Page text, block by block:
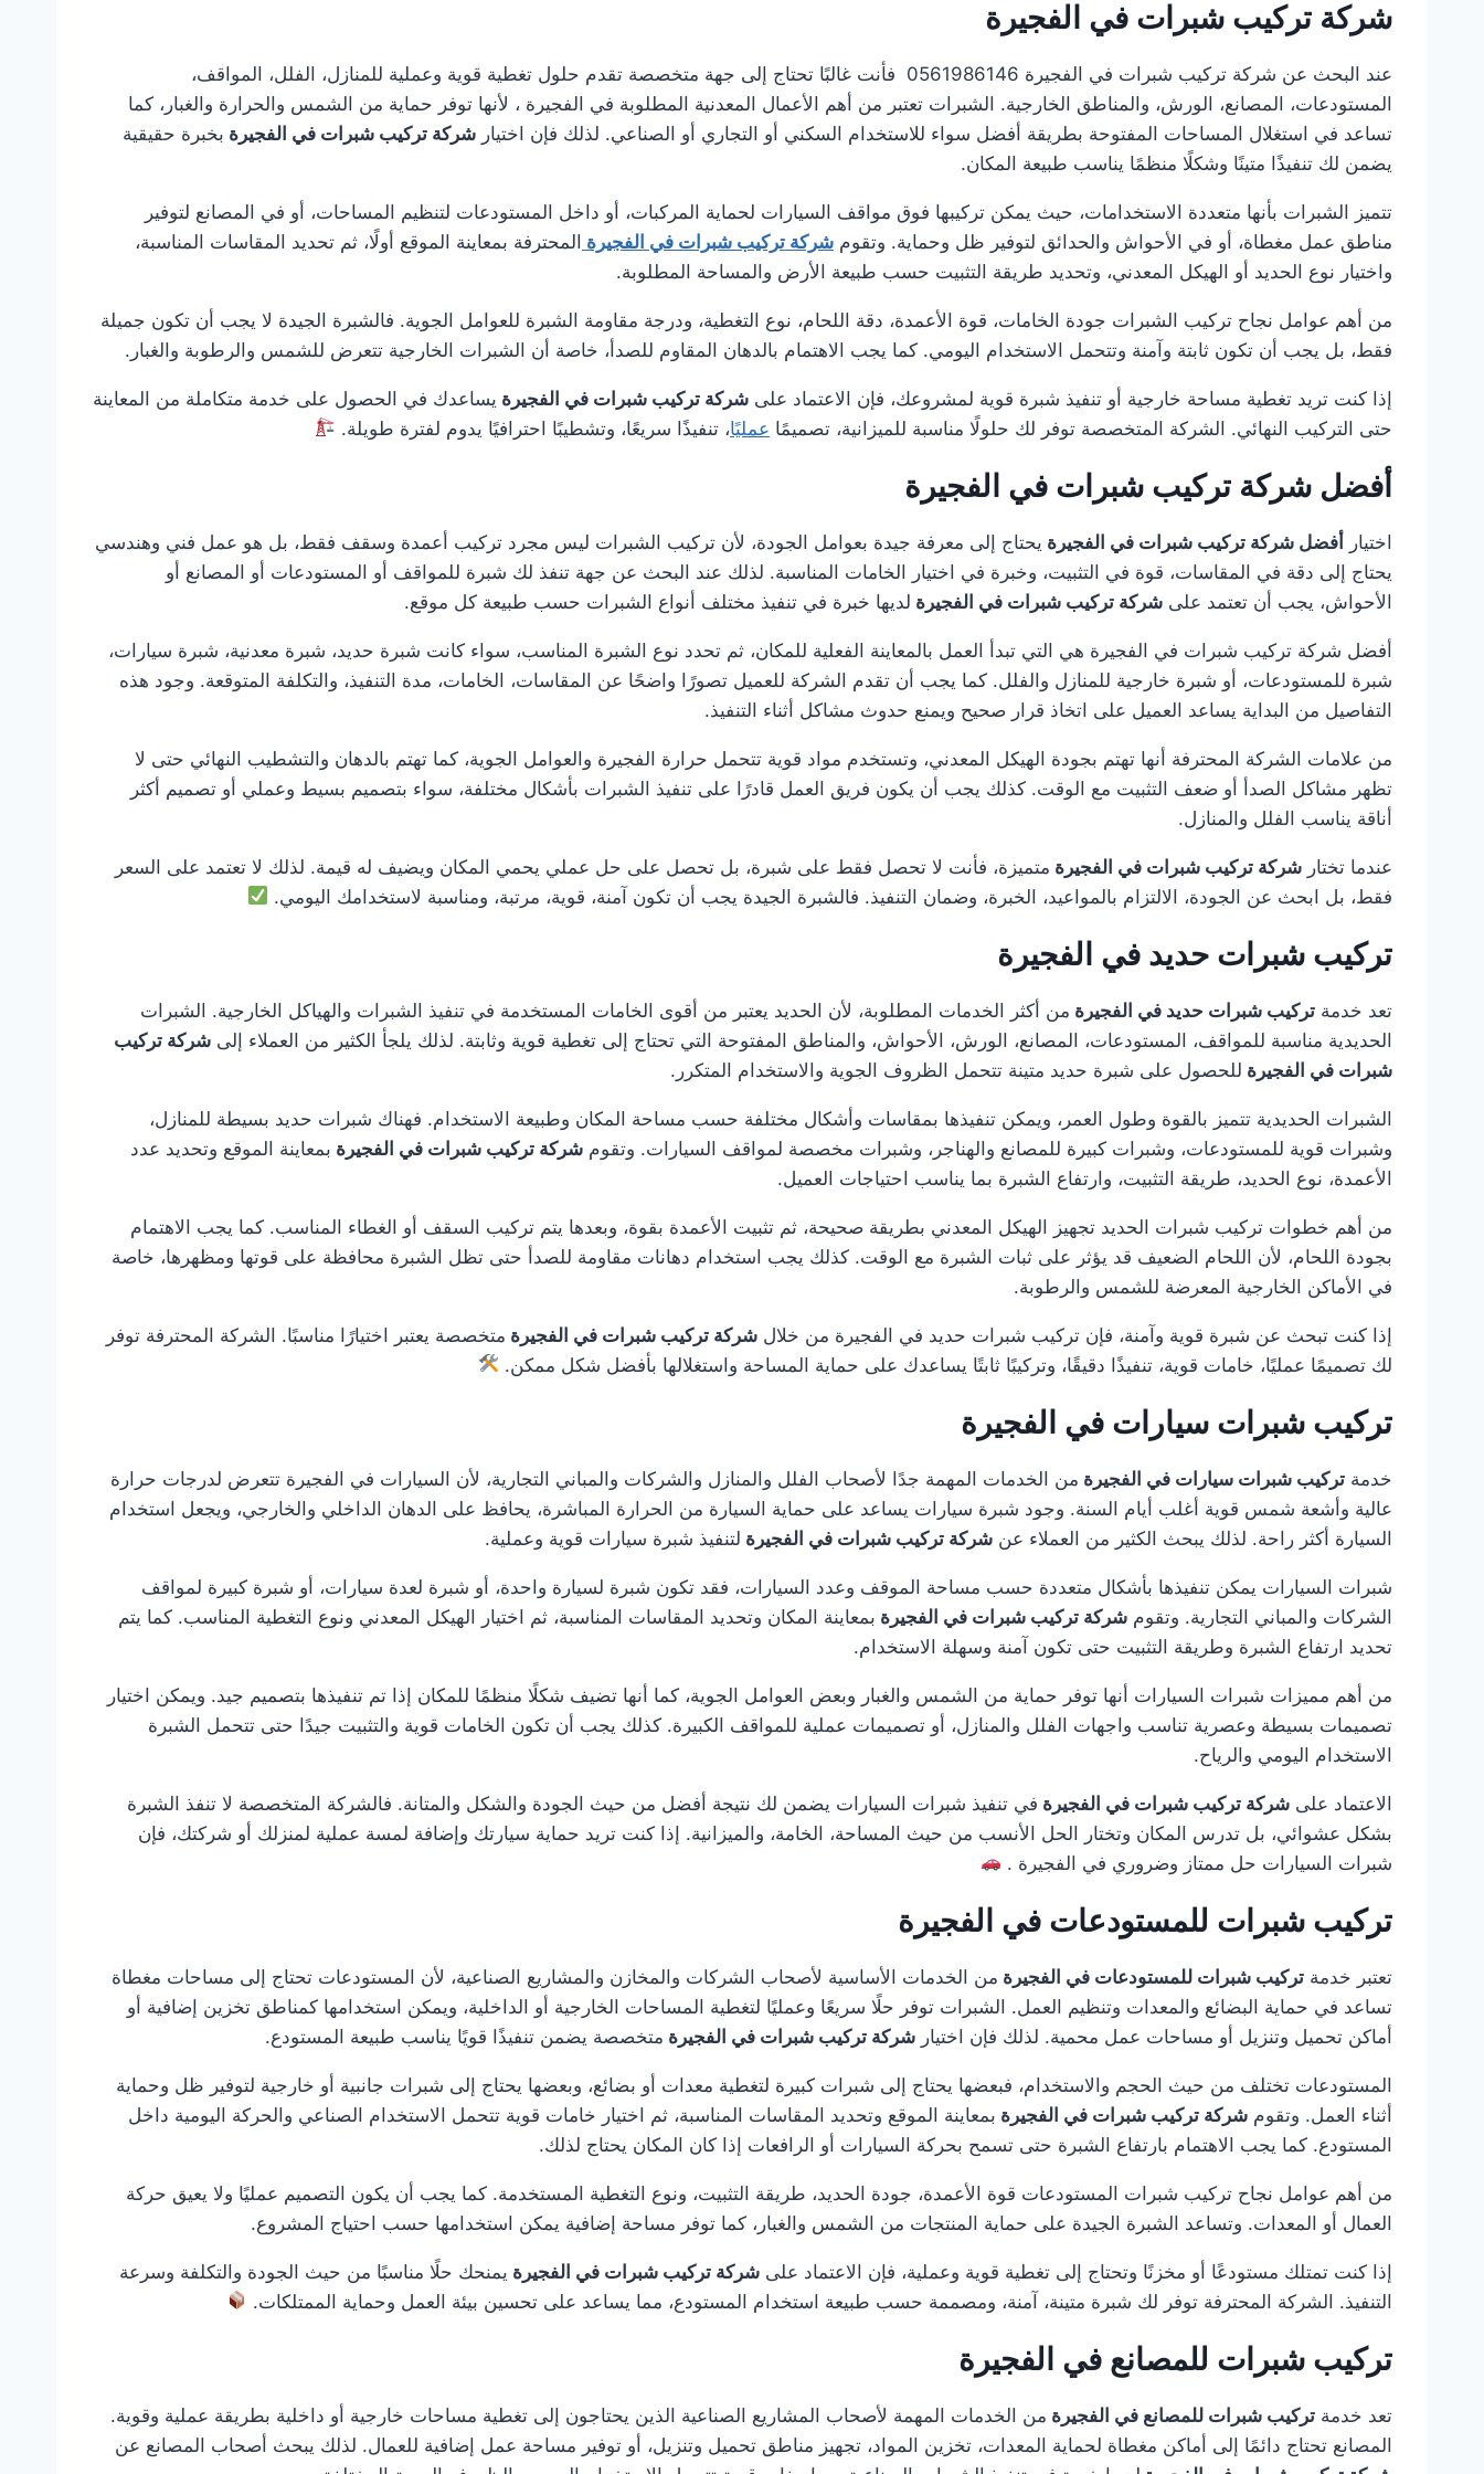
شركة تركيب شبرات في الفجيرة
عند البحث عن شركة تركيب شبرات في الفجيرة 0561986146 فأنت غالبًا تحتاج إلى جهة متخصصة تقدم حلول تغطية قوية وعملية للمنازل، الفلل، المواقف،
المستودعات، المصانع، الورش، والمناطق الخارجية. الشبرات تعتبر من أهم الأعمال المعدنية المطلوبة في الفجيرة ، لأنها توفر حماية من الشمس والحرارة والغبار، كما
تساعد في استغلال المساحات المفتوحة بطريقة أفضل سواء للاستخدام السكني أو التجاري أو الصناعي. لذلك فإن اختيار شركة تركيب شبرات في الفجيرة بخبرة حقيقية
يضمن لك تنفيذًا متينًا وشكلًا منظمًا يناسب طبيعة المكان.
تتميز الشبرات بأنها متعددة الاستخدامات، حيث يمكن تركيبها فوق مواقف السيارات لحماية المركبات، أو داخل المستودعات لتنظيم المساحات، أو في المصانع لتوفير
مناطق عمل مغطاة، أو في الأحواش والحدائق لتوفير ظل وحماية. وتقوم شركة تركيب شبرات في الفجيرة المحترفة بمعاينة الموقع أولًا، ثم تحديد المقاسات المناسبة،
واختيار نوع الحديد أو الهيكل المعدني، وتحديد طريقة التثبيت حسب طبيعة الأرض والمساحة المطلوبة.
من أهم عوامل نجاح تركيب الشبرات جودة الخامات، قوة الأعمدة، دقة اللحام، نوع التغطية، ودرجة مقاومة الشبرة للعوامل الجوية. فالشبرة الجيدة لا يجب أن تكون جميلة
فقط، بل يجب أن تكون ثابتة وآمنة وتتحمل الاستخدام اليومي. كما يجب الاهتمام بالدهان المقاوم للصدأ، خاصة أن الشبرات الخارجية تتعرض للشمس والرطوبة والغبار.
إذا كنت تريد تغطية مساحة خارجية أو تنفيذ شبرة قوية لمشروعك، فإن الاعتماد على شركة تركيب شبرات في الفجيرة يساعدك في الحصول على خدمة متكاملة من المعاينة
حتى التركيب النهائي. الشركة المتخصصة توفر لك حلولًا مناسبة للميزانية، تصميمًا عمليًا، تنفيذًا سريعًا، وتشطيبًا احترافيًا يدوم لفترة طويلة.
أفضل شركة تركيب شبرات في الفجيرة
اختيار أفضل شركة تركيب شبرات في الفجيرة يحتاج إلى معرفة جيدة بعوامل الجودة، لأن تركيب الشبرات ليس مجرد تركيب أعمدة وسقف فقط، بل هو عمل فني وهندسي
يحتاج إلى دقة في المقاسات، قوة في التثبيت، وخبرة في اختيار الخامات المناسبة. لذلك عند البحث عن جهة تنفذ لك شبرة للمواقف أو المستودعات أو المصانع أو
الأحواش، يجب أن تعتمد على شركة تركيب شبرات في الفجيرة لديها خبرة في تنفيذ مختلف أنواع الشبرات حسب طبيعة كل موقع.
أفضل شركة تركيب شبرات في الفجيرة هي التي تبدأ العمل بالمعاينة الفعلية للمكان، ثم تحدد نوع الشبرة المناسب، سواء كانت شبرة حديد، شبرة معدنية، شبرة سيارات،
شبرة للمستودعات، أو شبرة خارجية للمنازل والفلل. كما يجب أن تقدم الشركة للعميل تصورًا واضحًا عن المقاسات، الخامات، مدة التنفيذ، والتكلفة المتوقعة. وجود هذه
التفاصيل من البداية يساعد العميل على اتخاذ قرار صحيح ويمنع حدوث مشاكل أثناء التنفيذ.
من علامات الشركة المحترفة أنها تهتم بجودة الهيكل المعدني، وتستخدم مواد قوية تتحمل حرارة الفجيرة والعوامل الجوية، كما تهتم بالدهان والتشطيب النهائي حتى لا
تظهر مشاكل الصدأ أو ضعف التثبيت مع الوقت. كذلك يجب أن يكون فريق العمل قادرًا على تنفيذ الشبرات بأشكال مختلفة، سواء بتصميم بسيط وعملي أو تصميم أكثر
أناقة يناسب الفلل والمنازل.
عندما تختار شركة تركيب شبرات في الفجيرة متميزة، فأنت لا تحصل فقط على شبرة، بل تحصل على حل عملي يحمي المكان ويضيف له قيمة. لذلك لا تعتمد على السعر
فقط، بل ابحث عن الجودة، الالتزام بالمواعيد، الخبرة، وضمان التنفيذ. فالشبرة الجيدة يجب أن تكون آمنة، قوية، مرتبة، ومناسبة لاستخدامك اليومي.
تركيب شبرات حديد في الفجيرة
تعد خدمة تركيب شبرات حديد في الفجيرة من أكثر الخدمات المطلوبة، لأن الحديد يعتبر من أقوى الخامات المستخدمة في تنفيذ الشبرات والهياكل الخارجية. الشبرات
الحديدية مناسبة للمواقف، المستودعات، المصانع، الورش، الأحواش، والمناطق المفتوحة التي تحتاج إلى تغطية قوية وثابتة. لذلك يلجأ الكثير من العملاء إلى شركة تركيب
شبرات في الفجيرة للحصول على شبرة حديد متينة تتحمل الظروف الجوية والاستخدام المتكرر.
الشبرات الحديدية تتميز بالقوة وطول العمر، ويمكن تنفيذها بمقاسات وأشكال مختلفة حسب مساحة المكان وطبيعة الاستخدام. فهناك شبرات حديد بسيطة للمنازل،
وشبرات قوية للمستودعات، وشبرات كبيرة للمصانع والهناجر، وشبرات مخصصة لمواقف السيارات. وتقوم شركة تركيب شبرات في الفجيرة بمعاينة الموقع وتحديد عدد
الأعمدة، نوع الحديد، طريقة التثبيت، وارتفاع الشبرة بما يناسب احتياجات العميل.
من أهم خطوات تركيب شبرات الحديد تجهيز الهيكل المعدني بطريقة صحيحة، ثم تثبيت الأعمدة بقوة، وبعدها يتم تركيب السقف أو الغطاء المناسب. كما يجب الاهتمام
بجودة اللحام، لأن اللحام الضعيف قد يؤثر على ثبات الشبرة مع الوقت. كذلك يجب استخدام دهانات مقاومة للصدأ حتى تظل الشبرة محافظة على قوتها ومظهرها، خاصة
في الأماكن الخارجية المعرضة للشمس والرطوبة.
إذا كنت تبحث عن شبرة قوية وآمنة، فإن تركيب شبرات حديد في الفجيرة من خلال شركة تركيب شبرات في الفجيرة متخصصة يعتبر اختيارًا مناسبًا. الشركة المحترفة توفر
لك تصميمًا عمليًا، خامات قوية، تنفيذًا دقيقًا، وتركيبًا ثابتًا يساعدك على حماية المساحة واستغلالها بأفضل شكل ممكن.
تركيب شبرات سيارات في الفجيرة
خدمة تركيب شبرات سيارات في الفجيرة من الخدمات المهمة جدًا لأصحاب الفلل والمنازل والشركات والمباني التجارية، لأن السيارات في الفجيرة تتعرض لدرجات حرارة
عالية وأشعة شمس قوية أغلب أيام السنة. وجود شبرة سيارات يساعد على حماية السيارة من الحرارة المباشرة، يحافظ على الدهان الداخلي والخارجي، ويجعل استخدام
السيارة أكثر راحة. لذلك يبحث الكثير من العملاء عن شركة تركيب شبرات في الفجيرة لتنفيذ شبرة سيارات قوية وعملية.
شبرات السيارات يمكن تنفيذها بأشكال متعددة حسب مساحة الموقف وعدد السيارات، فقد تكون شبرة لسيارة واحدة، أو شبرة لعدة سيارات، أو شبرة كبيرة لمواقف
الشركات والمباني التجارية. وتقوم شركة تركيب شبرات في الفجيرة بمعاينة المكان وتحديد المقاسات المناسبة، ثم اختيار الهيكل المعدني ونوع التغطية المناسب. كما يتم
تحديد ارتفاع الشبرة وطريقة التثبيت حتى تكون آمنة وسهلة الاستخدام.
من أهم مميزات شبرات السيارات أنها توفر حماية من الشمس والغبار وبعض العوامل الجوية، كما أنها تضيف شكلًا منظمًا للمكان إذا تم تنفيذها بتصميم جيد. ويمكن اختيار
تصميمات بسيطة وعصرية تناسب واجهات الفلل والمنازل، أو تصميمات عملية للمواقف الكبيرة. كذلك يجب أن تكون الخامات قوية والتثبيت جيدًا حتى تتحمل الشبرة
الاستخدام اليومي والرياح.
الاعتماد على شركة تركيب شبرات في الفجيرة في تنفيذ شبرات السيارات يضمن لك نتيجة أفضل من حيث الجودة والشكل والمتانة. فالشركة المتخصصة لا تنفذ الشبرة
بشكل عشوائي، بل تدرس المكان وتختار الحل الأنسب من حيث المساحة، الخامة، والميزانية. إذا كنت تريد حماية سيارتك وإضافة لمسة عملية لمنزلك أو شركتك، فإن
شبرات السيارات حل ممتاز وضروري في الفجيرة .
تركيب شبرات للمستودعات في الفجيرة
تعتبر خدمة تركيب شبرات للمستودعات في الفجيرة من الخدمات الأساسية لأصحاب الشركات والمخازن والمشاريع الصناعية، لأن المستودعات تحتاج إلى مساحات مغطاة
تساعد في حماية البضائع والمعدات وتنظيم العمل. الشبرات توفر حلًا سريعًا وعمليًا لتغطية المساحات الخارجية أو الداخلية، ويمكن استخدامها كمناطق تخزين إضافية أو
أماكن تحميل وتنزيل أو مساحات عمل محمية. لذلك فإن اختيار شركة تركيب شبرات في الفجيرة متخصصة يضمن تنفيذًا قويًا يناسب طبيعة المستودع.
المستودعات تختلف من حيث الحجم والاستخدام، فبعضها يحتاج إلى شبرات كبيرة لتغطية معدات أو بضائع، وبعضها يحتاج إلى شبرات جانبية أو خارجية لتوفير ظل وحماية
أثناء العمل. وتقوم شركة تركيب شبرات في الفجيرة بمعاينة الموقع وتحديد المقاسات المناسبة، ثم اختيار خامات قوية تتحمل الاستخدام الصناعي والحركة اليومية داخل
المستودع. كما يجب الاهتمام بارتفاع الشبرة حتى تسمح بحركة السيارات أو الرافعات إذا كان المكان يحتاج لذلك.
من أهم عوامل نجاح تركيب شبرات المستودعات قوة الأعمدة، جودة الحديد، طريقة التثبيت، ونوع التغطية المستخدمة. كما يجب أن يكون التصميم عمليًا ولا يعيق حركة
العمال أو المعدات. وتساعد الشبرة الجيدة على حماية المنتجات من الشمس والغبار، كما توفر مساحة إضافية يمكن استخدامها حسب احتياج المشروع.
إذا كنت تمتلك مستودعًا أو مخزنًا وتحتاج إلى تغطية قوية وعملية، فإن الاعتماد على شركة تركيب شبرات في الفجيرة يمنحك حلًا مناسبًا من حيث الجودة والتكلفة وسرعة
التنفيذ. الشركة المحترفة توفر لك شبرة متينة، آمنة، ومصممة حسب طبيعة استخدام المستودع، مما يساعد على تحسين بيئة العمل وحماية الممتلكات.
تركيب شبرات للمصانع في الفجيرة
تعد خدمة تركيب شبرات للمصانع في الفجيرة من الخدمات المهمة لأصحاب المشاريع الصناعية الذين يحتاجون إلى تغطية مساحات خارجية أو داخلية بطريقة عملية وقوية.
المصانع تحتاج دائمًا إلى أماكن مغطاة لحماية المعدات، تخزين المواد، تجهيز مناطق تحميل وتنزيل، أو توفير مساحة عمل إضافية للعمال. لذلك يبحث أصحاب المصانع عن